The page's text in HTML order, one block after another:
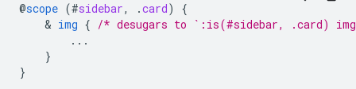
@scope (#sidebar, .card)
{
    &
img { /* desugars to `:is(#sidebar, .card)
...
}
}